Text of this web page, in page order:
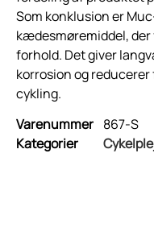
Som konklusion er
kædesmøremiddel,
forhold. Det giver
korrosion og
cykling.
Varenummer 867-S
Kategorier